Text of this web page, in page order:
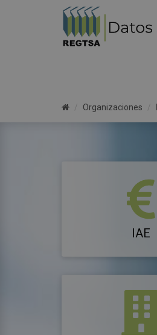
Organizaciones
IAE